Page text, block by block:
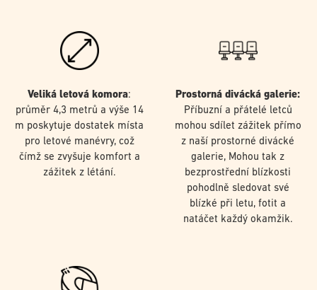
Veliká letová komora:
průměr 4,3 metrů a výše 14
m poskytuje dostatek místa
pro letové manévry, což
čímž se zvyšuje komfort a
zážitek z létání.
Prostorná divácká galerie:
Příbuzní a přátelé letců
mohou sdílet zážitek přímo
z naší prostorné divácké
galerie, Mohou tak z
bezprostřední blízkosti
pohodlně sledovat své
blízké při letu, fotit a
natáčet každý okamžik.